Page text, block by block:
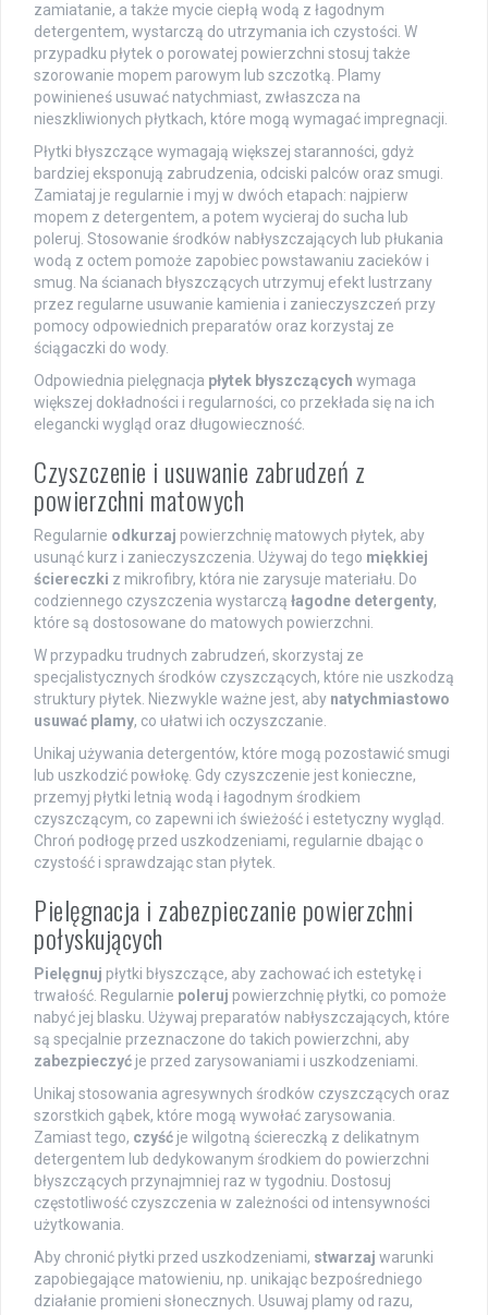
zamiatanie, a także mycie ciepłą wodą z łagodnym
detergentem, wystarczą do utrzymania ich czystości. W
przypadku płytek o porowatej powierzchni stosuj także
szorowanie mopem parowym lub szczotką. Plamy
powinieneś usuwać natychmiast, zwłaszcza na
nieszkliwionych płytkach, które mogą wymagać impregnacji.
Płytki błyszczące wymagają większej staranności, gdyż
bardziej eksponują zabrudzenia, odciski palców oraz smugi.
Zamiataj je regularnie i myj w dwóch etapach: najpierw
mopem z detergentem, a potem wycieraj do sucha lub
poleruj. Stosowanie środków nabłyszczających lub płukania
wodą z octem pomoże zapobiec powstawaniu zacieków i
smug. Na ścianach błyszczących utrzymuj efekt lustrzany
przez regularne usuwanie kamienia i zanieczyszczeń przy
pomocy odpowiednich preparatów oraz korzystaj ze
ściągaczki do wody.
Odpowiednia pielęgnacja płytek błyszczących wymaga
większej dokładności i regularności, co przekłada się na ich
elegancki wygląd oraz długowieczność.
Czyszczenie i usuwanie zabrudzeń z
powierzchni matowych
Regularnie odkurzaj powierzchnię matowych płytek, aby
usunąć kurz i zanieczyszczenia. Używaj do tego miękkiej
ściereczki z mikrofibry, która nie zarysuje materiału. Do
codziennego czyszczenia wystarczą łagodne detergenty,
które są dostosowane do matowych powierzchni.
W przypadku trudnych zabrudzeń, skorzystaj ze
specjalistycznych środków czyszczących, które nie uszkodzą
struktury płytek. Niezwykle ważne jest, aby natychmiastowo
usuwać plamy, co ułatwi ich oczyszczanie.
Unikaj używania detergentów, które mogą pozostawić smugi
lub uszkodzić powłokę. Gdy czyszczenie jest konieczne,
przemyj płytki letnią wodą i łagodnym środkiem
czyszczącym, co zapewni ich świeżość i estetyczny wygląd.
Chroń podłogę przed uszkodzeniami, regularnie dbając o
czystość i sprawdzając stan płytek.
Pielęgnacja i zabezpieczanie powierzchni
połyskujących
Pielęgnuj płytki błyszczące, aby zachować ich estetykę i
trwałość. Regularnie poleruj powierzchnię płytki, co pomoże
nabyć jej blasku. Używaj preparatów nabłyszczających, które
są specjalnie przeznaczone do takich powierzchni, aby
zabezpieczyć je przed zarysowaniami i uszkodzeniami.
Unikaj stosowania agresywnych środków czyszczących oraz
szorstkich gąbek, które mogą wywołać zarysowania.
Zamiast tego, czyść je wilgotną ściereczką z delikatnym
detergentem lub dedykowanym środkiem do powierzchni
błyszczących przynajmniej raz w tygodniu. Dostosuj
częstotliwość czyszczenia w zależności od intensywności
użytkowania.
Aby chronić płytki przed uszkodzeniami, stwarzaj warunki
zapobiegające matowieniu, np. unikając bezpośredniego
działanie promieni słonecznych. Usuwaj plamy od razu,